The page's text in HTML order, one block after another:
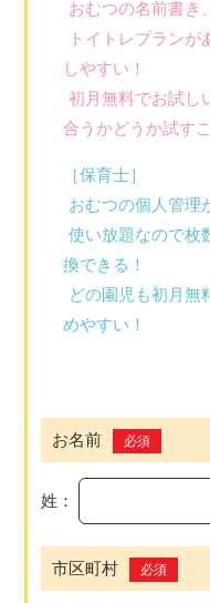
おむつの名前書き
トイトレプラン
しやすい！
初月無料でお試し
合うかどうか試す
［保育士］
おむつの個人管理
使い放題なので枚
換できる！
どの園児も初月無
めやすい！
お名前 必須
姓：
市区町村 必須